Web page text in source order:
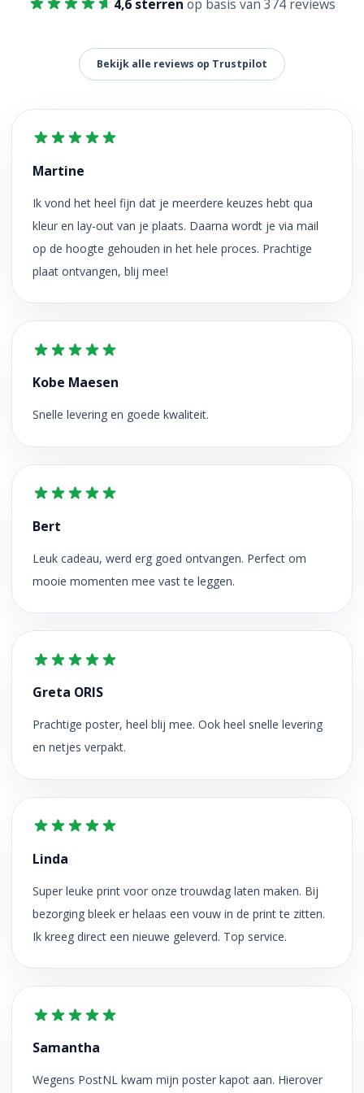
4,6 sterren op basis van 374 reviews
Bekijk alle reviews op Trustpilot
Martine
Ik vond het heel fijn dat je meerdere keuzes hebt qua
kleur en lay-out van je plaats. Daarna wordt je via mail
op de hoogte gehouden in het hele proces. Prachtige
plaat ontvangen, blij mee!
Kobe Maesen
Snelle levering en goede kwaliteit.
Bert
Leuk cadeau, werd erg goed ontvangen. Perfect om
mooie momenten mee vast te leggen.
Greta ORIS
Prachtige poster, heel blij mee. Ook heel snelle levering
en netjes verpakt.
Linda
Super leuke print voor onze trouwdag laten maken. Bij
bezorging bleek er helaas een vouw in de print te zitten.
Ik kreeg direct een nieuwe geleverd. Top service.
Samantha
Wegens PostNL kwam mijn poster kapot aan. Hierover